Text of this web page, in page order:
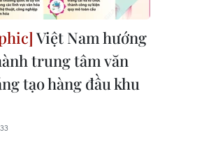
Việt Nam hướng
trung tâm văn
tạo hàng đầu khu